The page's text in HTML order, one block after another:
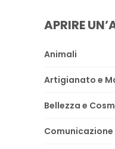
APRIRE
Animali
Artigianato e
Bellezza e